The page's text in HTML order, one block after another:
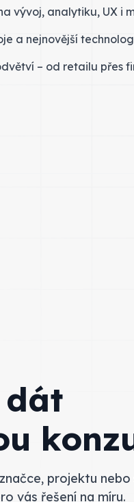
vývoj, analytiku, UX i
a nejnovější
– od retailu přes
dát
projektu nebo
vás řešení na míru.